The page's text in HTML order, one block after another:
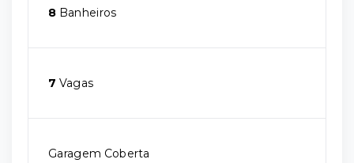
8 Banheiros
7 Vagas
Garagem Coberta